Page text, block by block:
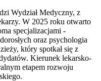
Wydział Medyczny, z
W 2025 roku otwarto
specjalizacjami -
oraz psychologia
który spotkał się z
Kierunek lekarsko-
etapem rozwoju